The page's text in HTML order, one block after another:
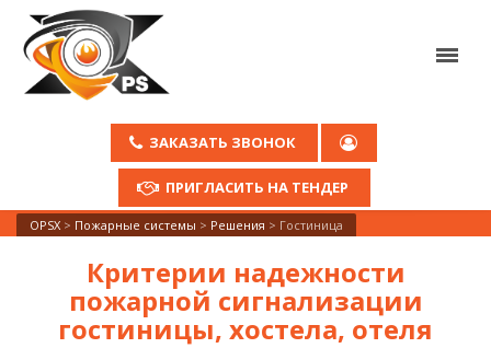
ЗАКАЗАТЬ ЗВОНОК
ПРИГЛАСИТЬ НА ТЕНДЕР
OPSX > Пожарные системы > Решения > Гостиница
Критерии надежности
пожарной сигнализации
гостиницы, хостела, отеля